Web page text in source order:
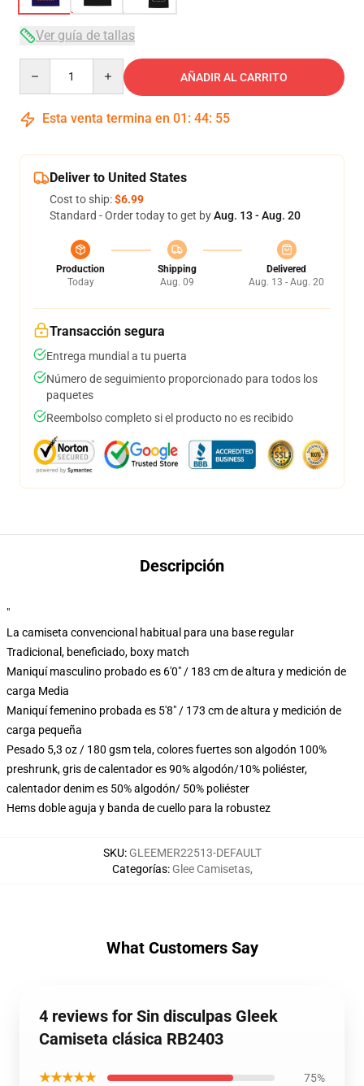
Ver guía de tallas
AÑADIR AL CARRITO
Esta venta termina en 01 : 44: 54
Deliver to United States
Cost to ship:$6.99
Standard - Order today to get byAug. 13 - Aug. 20
Production
Today
Shipping
Aug. 09
Delivered
Aug. 13 - Aug. 20
Transacción segura
Entrega mundial a tu puerta
Número de seguimiento proporcionado para todos los
paquetes
Reembolso completo si el producto no es recibido
Descripción
"
La camiseta convencional habitual para una base regular
Tradicional, beneficiado, boxy match
Maniquí masculino probado es 6'0" / 183 cm de altura y medición de
carga Media
Maniquí femenino probada es 5'8" / 173 cm de altura y medición de
carga pequeña
Pesado 5,3 oz / 180 gsm tela, colores fuertes son algodón 100%
preshrunk, gris de calentador es 90% algodón/10% poliéster,
calentador denim es 50% algodón/ 50% poliéster
Hems doble aguja y banda de cuello para la robustez
SKU: GLEEMER22513-DEFAULT
Categorías: Glee Camisetas,
What Customers Say
4 reviews for Sin disculpas Gleek
Camiseta clásica RB2403
★★★★★ 75%